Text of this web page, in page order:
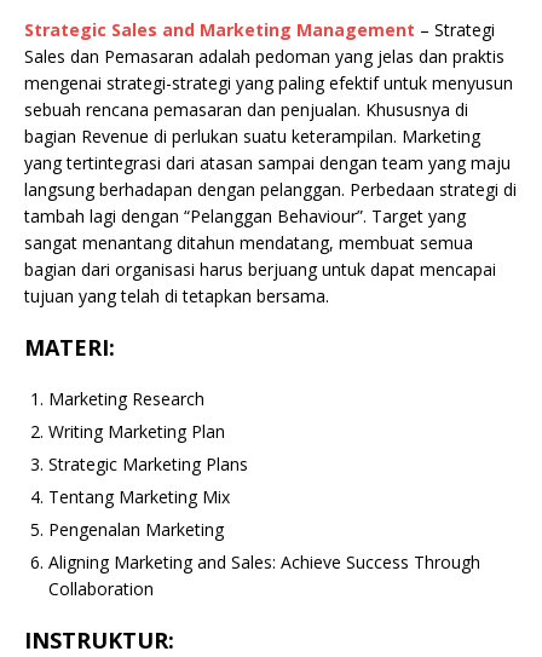
Strategic Sales and Marketing Management – Strategi
Sales dan Pemasaran adalah pedoman yang jelas dan praktis
mengenai strategi-strategi yang paling efektif untuk menyusun
sebuah rencana pemasaran dan penjualan. Khususnya di
bagian Revenue di perlukan suatu keterampilan. Marketing
yang tertintegrasi dari atasan sampai dengan team yang maju
langsung berhadapan dengan pelanggan. Perbedaan strategi di
tambah lagi dengan “Pelanggan Behaviour”. Target yang
sangat menantang ditahun mendatang, membuat semua
bagian dari organisasi harus berjuang untuk dapat mencapai
tujuan yang telah di tetapkan bersama.
MATERI:
Marketing Research
Writing Marketing Plan
Strategic Marketing Plans
Tentang Marketing Mix
Pengenalan Marketing
Aligning Marketing and Sales: Achieve Success Through
Collaboration
INSTRUKTUR: